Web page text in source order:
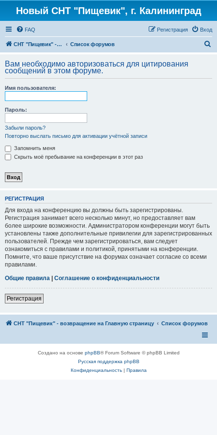
Новый СНТ "Пищевик", г. Калининград
FAQ Вход
Регистрация
СНТ "Пищевик" - возвращение на Главную страницу Список форумов
с
Вам необходимо авторизоваться для цитирования
сообщений в этом форуме.
Имя пользователя:
Пароль:
Забыли пароль?
Повторно выслать письмо для активации учётной записи
Запомнить меня
Скрыть моё пребывание на конференции в этот раз
РЕГИСТРАЦИЯ
Для входа на конференцию вы должны быть зарегистрированы.
Регистрация занимает всего несколько минут, но предоставляет вам
более широкие возможности. Администратором конференции могут быть
установлены также дополнительные привилегии для зарегистрированных
пользователей. Прежде чем зарегистрироваться, вам следует
ознакомиться с правилами и политикой, принятыми на конференции.
Помните, что ваше присутствие на форумах означает согласие со всеми
правилами.
Общие правила | Соглашение о конфиденциальности
Регистрация
СНТ "Пищевик" - возвращение на Главную страницу Список форумов
Создано на основе phpBB® Forum Software © phpBB Limited
Русская поддержка phpBB
Конфиденциальность| Правила